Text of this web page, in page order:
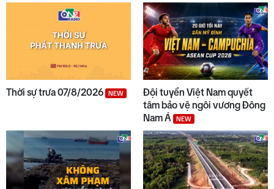
6
Quyết liệt tháo gỡ các dự án tồn
đọng, kéo dài
7
Trường biên giới sẵn sàng đón
8
Đẩy nhanh tiến độ các dự án
trọng điểm
Thời sự trưa 07/8/2026 NEW
Đội tuyển Việt Nam quyết
tâm bảo vệ ngôi vương Đông
Nam Á
NEW